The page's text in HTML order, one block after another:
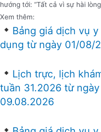
hướng tới: “Tất cả vì sự hài
Xem thêm:
Bảng giá dịch vụ
dụng từ ngày 01/08/
Lịch trực, lịch
tuần 31.2026 từ
09.08.2026